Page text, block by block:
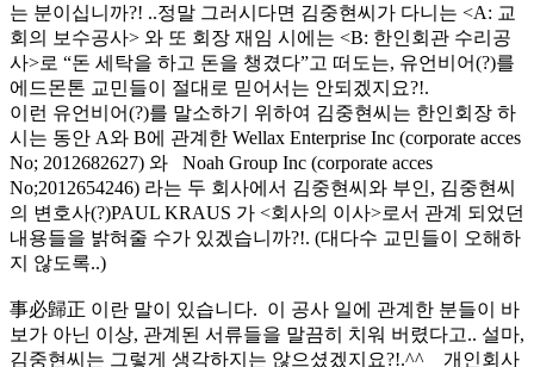
는 분이십니까?! ..정말 그러시다면 김중현씨가 다니는 <A: 교
회의 보수공사> 와 또 회장 재임 시에는 <B: 한인회관 수리공
사>로 “돈 세탁을 하고 돈을 챙겼다”고 떠도는, 유언비어(?)를
에드몬톤 교민들이 절대로 믿어서는 안되겠지요?!.
이런 유언비어(?)를 말소하기 위하여 김중현씨는 한인회장 하
시는 동안 A와 B에 관계한 Wellax Enterprise Inc (corporate acces
No; 2012682627) 와 Noah Group Inc (corporate acces
No;2012654246) 라는 두 회사에서 김중현씨와 부인, 김중현씨
의 변호사(?)PAUL KRAUS 가 <회사의 이사>로서 관계 되었던
내용들을 밝혀줄 수가 있겠습니까?!. (대다수 교민들이 오해하
지 않도록..)
事必歸正 이란 말이 있습니다. 이 공사 일에 관계한 분들이 바
보가 아닌 이상, 관계된 서류들을 말끔히 치워 버렸다고.. 설마,
김중현씨는 그렇게 생각하지는 않으셨겠지요?!.^^ 개인회사